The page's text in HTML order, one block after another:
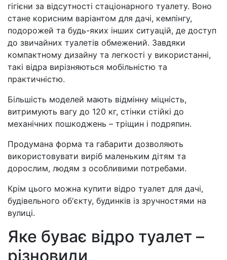
гігієни за відсутності стаціонарного туалету. Воно
стане корисним варіантом для дачі, кемпінгу,
подорожей та будь-яких інших ситуацій, де доступ
до звичайних туалетів обмежений. Завдяки
компактному дизайну та легкості у використанні,
такі відра вирізняються мобільністю та
практичністю.
Більшість моделей мають відмінну міцність,
витримують вагу до 120 кг, стінки стійкі до
механічних пошкоджень – тріщин і подряпин.
Продумана форма та габарити дозволяють
використовувати виріб маленьким дітям та
дорослим, людям з особливими потребами.
Крім цього можна купити відро туалет для дачі,
будівельного об'єкту, будинків із зручностями на
вулиці.
Яке буває відро туалет –
різновиди